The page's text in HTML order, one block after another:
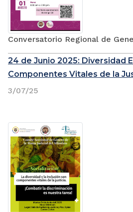
Conversatorio Regional de
24 de Junio 2025: Diversidad
Componentes Vitales de la
3/07/25